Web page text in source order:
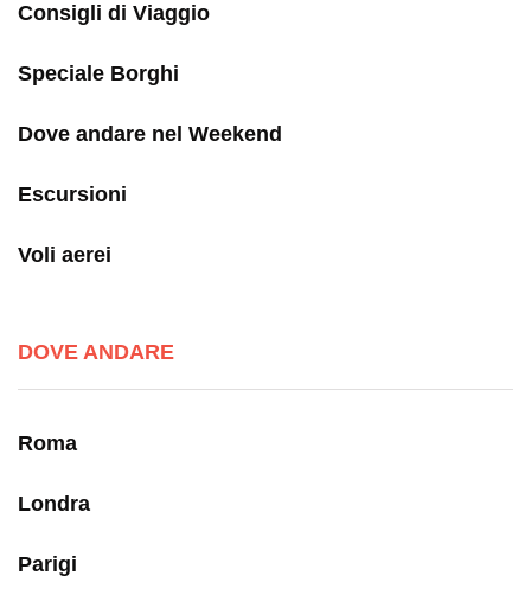
Consigli di Viaggio
Speciale Borghi
Dove andare nel Weekend
Escursioni
Voli aerei
DOVE ANDARE
Roma
Londra
Parigi